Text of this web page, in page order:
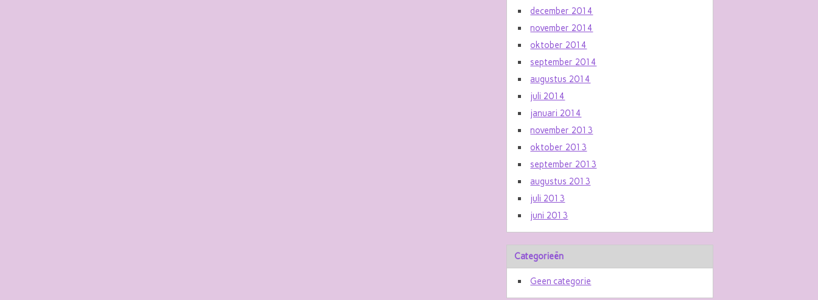
december 2014
november 2014
oktober 2014
september 2014
augustus 2014
juli 2014
januari 2014
november 2013
oktober 2013
september 2013
augustus 2013
juli 2013
juni 2013
Categorieën
Geen categorie